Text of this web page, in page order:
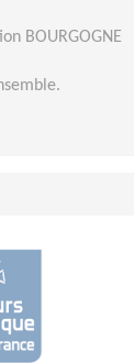
BOURGOGNE